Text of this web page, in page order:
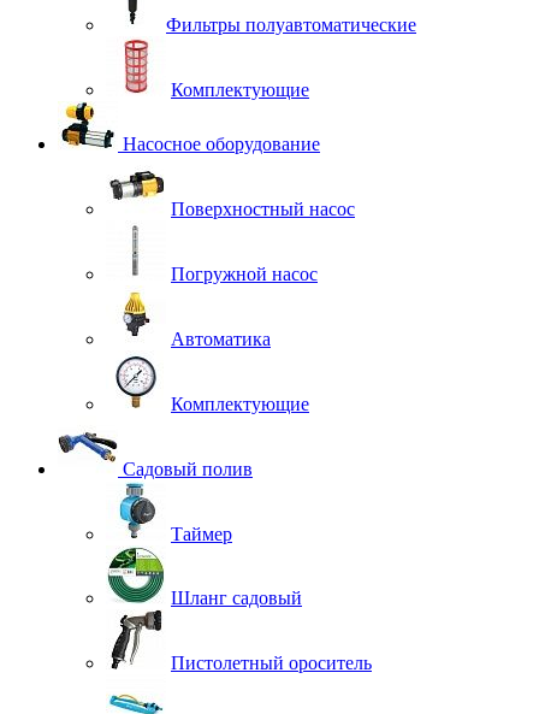
Фильтры полуавтоматические
Комплектующие
Насосное оборудование
Поверхностный насос
Погружной насос
Автоматика
Комплектующие
Садовый полив
Таймер
Шланг садовый
Пистолетный ороситель